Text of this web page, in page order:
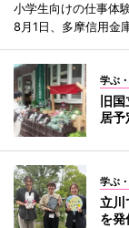
小学生向けの仕事体
8月1日、多摩信用金
学ぶ
旧
居
学ぶ
立川
を発